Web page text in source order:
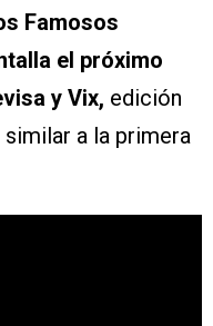
Famosos
el próximo
y Vix, edición
a la primera